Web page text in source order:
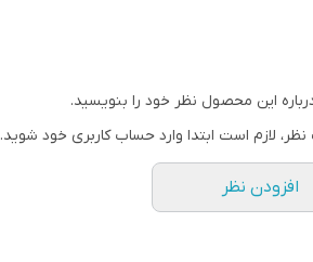
این محصول نظر خود را بنویسید.
لازم است ابتدا وارد حساب کاربری خود شوید.
افزودن نظر